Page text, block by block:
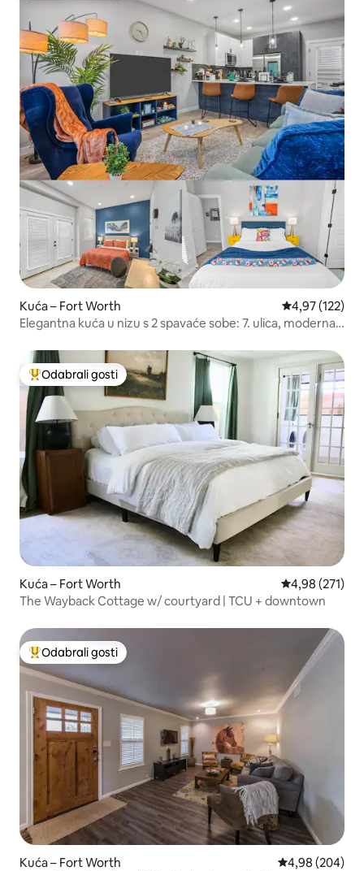
Kuća – Fort Worth Prosječna
4,97 (122)
Elegantna kuća u nizu s 2 spavaće sobe: 7. ulica, moderna i
Među najviše rangiranima s oznakom „Odabrali gosti”
Odabrali gosti
Kuća – Fort Worth Prosječna
4,98 (271)
The Wayback Cottage w/ courtyard | TCU + downtown
Među najviše rangiranima s oznakom „Odabrali gosti”
Odabrali gosti
Kuća – Fort Worth Prosječna
4,98 (204)